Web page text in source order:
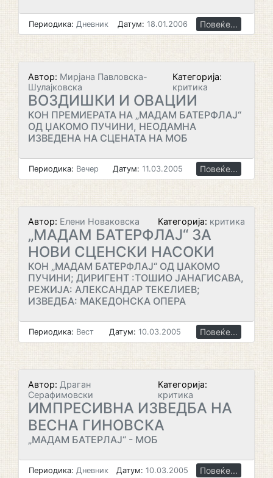
Периодика: Дневник Датум: 18.01.2006 Повеќе...
Автор: Мирјана Павловска-
Шулајковска
Категорија:
критика
ВОЗДИШКИ И ОВАЦИИ
КОН ПРЕМИЕРАТА НА „МАДАМ БАТЕРФЛАЈ“
ОД ЏАКОМО ПУЧИНИ, НЕОДАМНА
ИЗВЕДЕНА НА СЦЕНАТА НА МОБ
Периодика: Вечер Датум: 11.03.2005 Повеќе...
Автор: Елени Новаковска Категорија: критика
„МАДАМ БАТЕРФЛАЈ“ ЗА
НОВИ СЦЕНСКИ НАСОКИ
КОН „МАДАМ БАТЕРФЛАЈ“ ОД ЏАКОМО
ПУЧИНИ; ДИРИГЕНТ :ТОШИО ЈАНАГИСАВА,
РЕЖИЈА: АЛЕКСАНДАР ТЕКЕЛИЕВ;
ИЗВЕДБА: МАКЕДОНСКА ОПЕРА
Периодика: Вест Датум: 10.03.2005 Повеќе...
Автор: Драган
Серафимовски
Категорија:
критика
ИМПРЕСИВНА ИЗВЕДБА НА
ВЕСНА ГИНОВСКА
„МАДАМ БАТЕРЛАЈ“ - МОБ
Периодика: Дневник Датум: 10.03.2005 Повеќе...